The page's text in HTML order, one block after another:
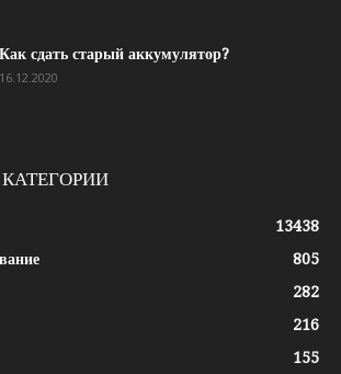
Как сдать старый аккумулятор?
16.12.2020
13438
805
282
216
155